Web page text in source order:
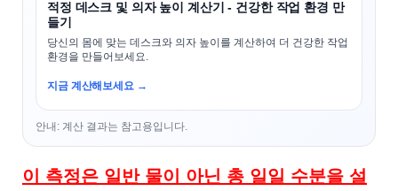
적정 데스크 및 의자 높이 계산기 - 건강한 작업 환경 만
들기
당신의 몸에 맞는 데스크와 의자 높이를 계산하여 더 건강한 작업
환경을 만들어보세요.
지금 계산해보세요 →
안내: 계산 결과는 참고용입니다.
이 측정은 일반 물이 아닌 총 일일 수분을 설